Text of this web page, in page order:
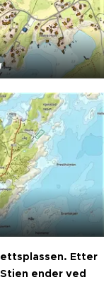
Etter
ender ved